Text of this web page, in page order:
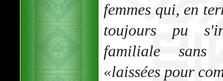
femmes qui, en
toujours pu
familiale sans
«laissées pour